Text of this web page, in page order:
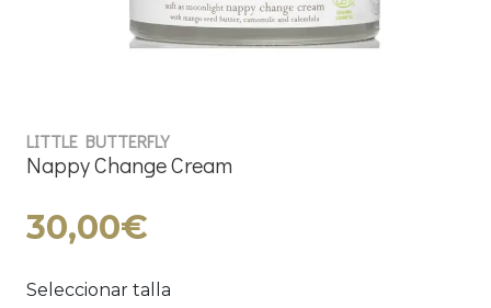
LITTLE BUTTERFLY
Nappy Change Cream
30,00€
Seleccionar talla